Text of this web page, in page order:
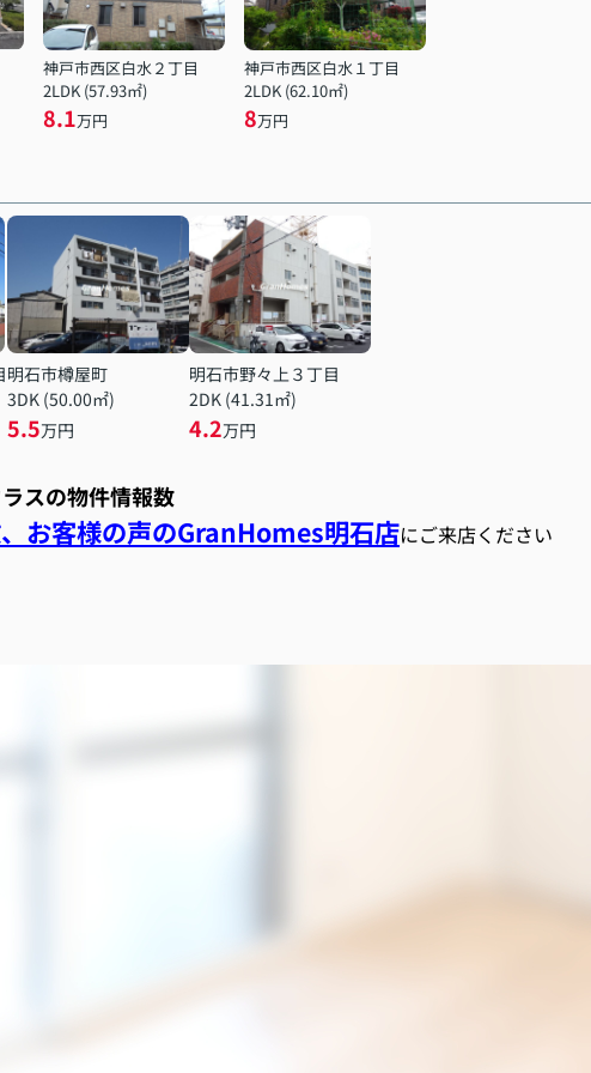
神戸市西区白水２丁目
2LDK (57.93㎡)
8.1万円
神戸市西区白水１丁目
2LDK (62.10㎡)
8万円
明石市樽屋町
3DK (50.00㎡)
5.5万円
明石市野々上３丁目
2DK (41.31㎡)
4.2万円
スの物件情報数
お客様の声のGranHomes明石店にご来店ください